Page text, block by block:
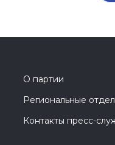
О партии
Региональные
Контакты пресс-